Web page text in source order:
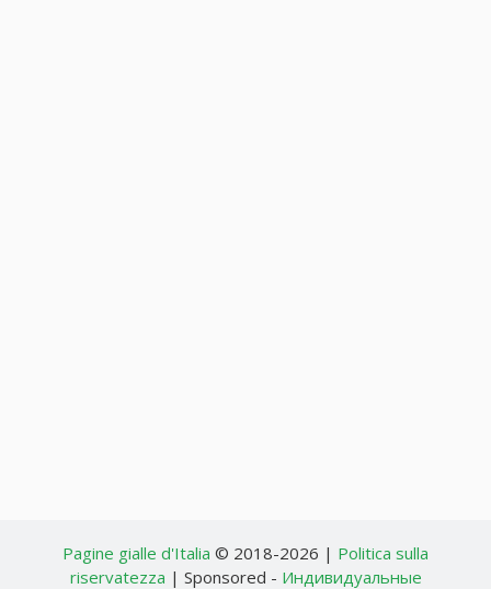
Pagine gialle d'Italia © 2018-2026 | Politica sulla
riservatezza | Sponsored - Индивидуальные